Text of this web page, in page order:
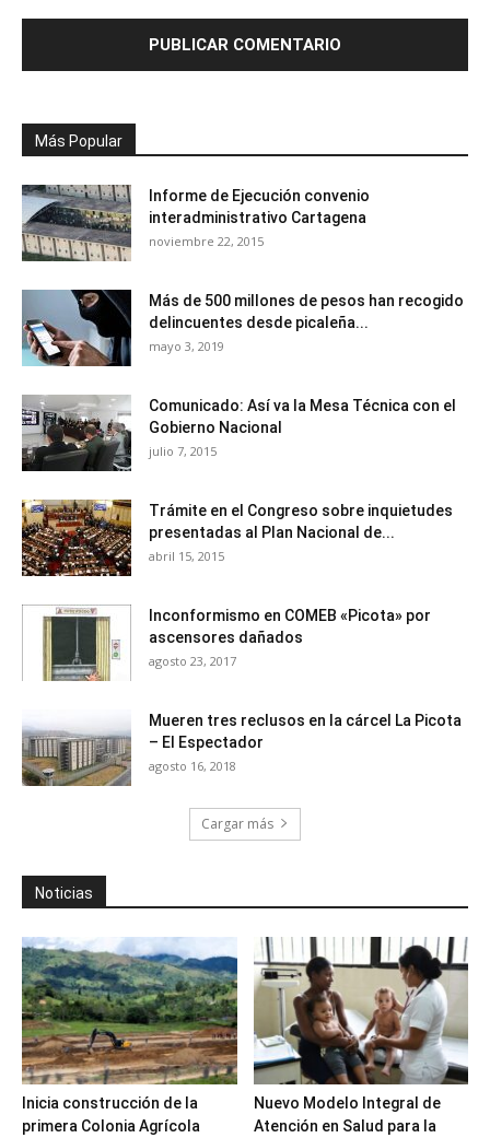
Más Popular
Informe de Ejecución convenio
interadministrativo Cartagena
noviembre 22, 2015
Más de 500 millones de pesos han recogido
delincuentes desde picaleña...
mayo 3, 2019
Comunicado: Así va la Mesa Técnica con el
Gobierno Nacional
julio 7, 2015
Trámite en el Congreso sobre inquietudes
presentadas al Plan Nacional de...
abril 15, 2015
Inconformismo en COMEB «Picota» por
ascensores dañados
agosto 23, 2017
Mueren tres reclusos en la cárcel La Picota
– El Espectador
agosto 16, 2018
Cargar más
Noticias
Inicia construcción de la
primera Colonia Agrícola
Nuevo Modelo Integral de
Atención en Salud para la